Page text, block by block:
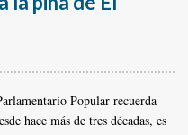
Popular recuerda
hace más de tres décadas, es